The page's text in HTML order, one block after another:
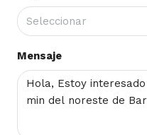
Seleccionar
Mensaje